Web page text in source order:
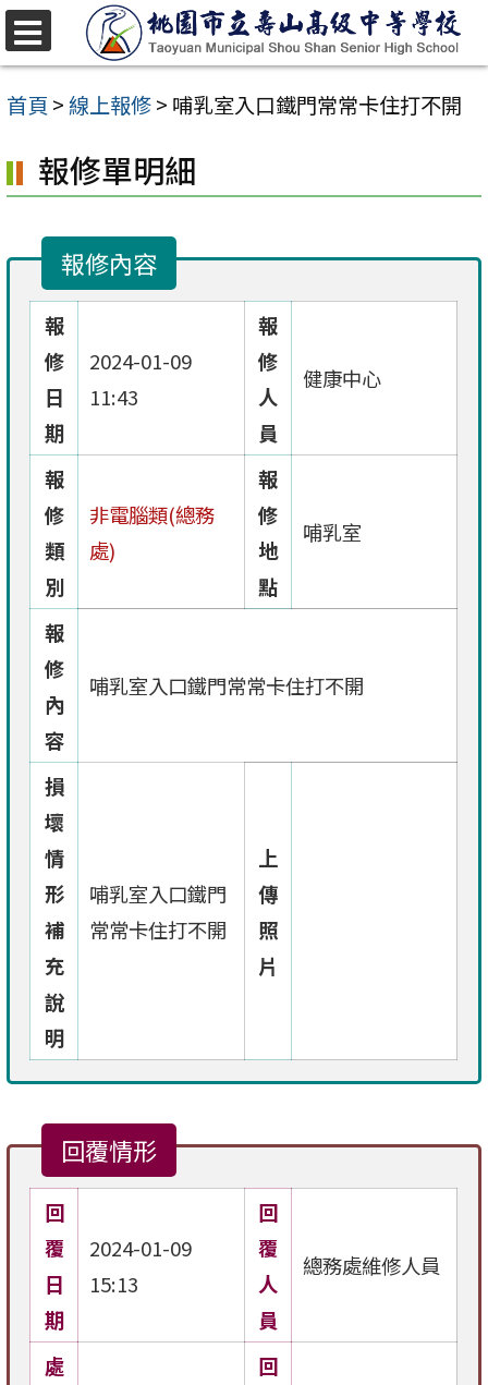
跳
至
主
內
容
首頁 >線上報修> 哺乳室入口鐵門常常卡住打不開
報修單明細
報修內容
報
修
日
期
2024-01-09
11:43
報
修
人
員
健康中心
報
修
類
別
非電腦類(總務
處)
報
修
地
點
哺乳室
報
修
內
容
哺乳室入口鐵門常常卡住打不開
損
壞
情
形
補
充
說
明
哺乳室入口鐵門
常常卡住打不開
上
傳
照
片
回覆情形
回
覆
日
期
2024-01-09
15:13
回
覆
人
員
總務處維修人員
處
回
選
單